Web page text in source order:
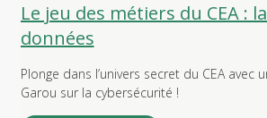
Le jeu des métiers du CEA :
données
Plonge dans l’univers secret du CEA avec
Garou sur la cybersécurité !